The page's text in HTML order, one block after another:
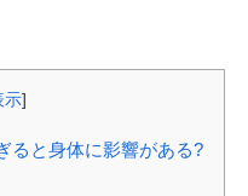
示]
ると身体に影響がある?